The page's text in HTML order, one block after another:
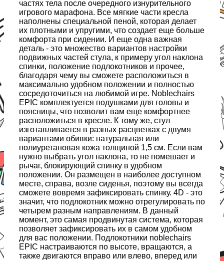
частях тела после очередного изнурительного
игрового марафона. Все мягкие части кресла
наполнены специальной пеной, которая делает
их плотными и упругими, что создает еще больше
комфорта при сидении. И еще одна важная
деталь - это множество вариантов настройки
подвижных частей стула, к примеру угол наклона
спинки, положение подлокотников и прочее,
благодаря чему вы сможете расположиться в
максимально удобном положении и полностью
сосредоточиться на любимой игре. Noblechairs
EPIC комплектуется подушками для головы и
поясницы, что позволит вам еще комфортнее
расположиться в кресле. К тому же, стул
изготавливается в разных расцветках с двумя
вариантами обивки: натуральная или
полиуретановая кожа толщиной 1,5 см. Если вам
нужно выбрать угол наклона, то не помешает и
рычаг, блокирующий спинку в удобном
положении. Он размещен в наиболее доступном
месте, справа, возле сиденья, поэтому вы всегда
сможете вовремя зафиксировать спинку. 4D - это
значит, что подлокотник можно отрегулировать по
четырем разным направлениям. В данный
момент, это самая продвинутая система, которая
позволяет зафиксировать их в самом удобном
для вас положении. Подлокотники noblechairs
EPIC настраиваются по высоте, вращаются, а
также двигаются вправо или влево, вперед или